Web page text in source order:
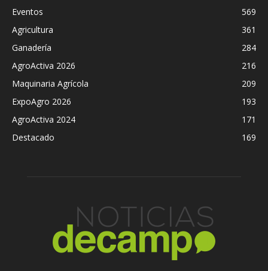
Eventos
569
Agricultura
361
Ganadería
284
AgroActiva 2026
216
Maquinaria Agrícola
209
ExpoAgro 2026
193
AgroActiva 2024
171
Destacado
169